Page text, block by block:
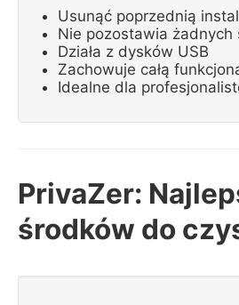
Usunąć poprzednią
Nie pozostawia
Działa z dysków USB
Zachowuje całą
Idealne dla
PrivaZer:
środków do